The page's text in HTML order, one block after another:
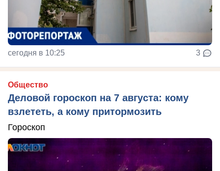
сегодня в 10:25 3
Общество
Деловой гороскоп на 7 августа: кому
взлететь, а кому притормозить
Гороскоп